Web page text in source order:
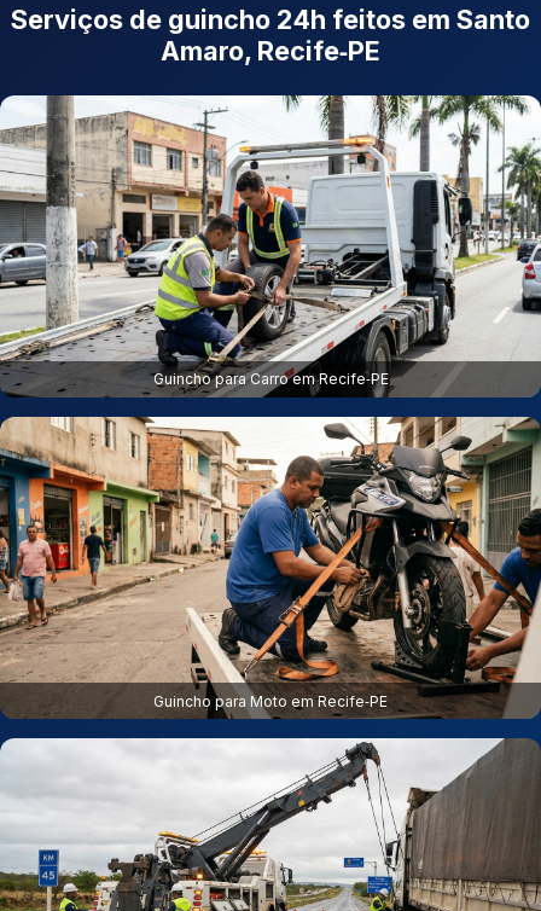
Serviços de guincho 24h feitos em Santo
Amaro, Recife‑PE
Guincho para Carro em Recife‑PE
Guincho para Moto em Recife‑PE